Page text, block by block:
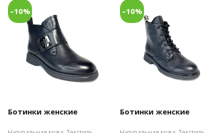
–10%
Ботинки женские
–10%
Ботинки женские